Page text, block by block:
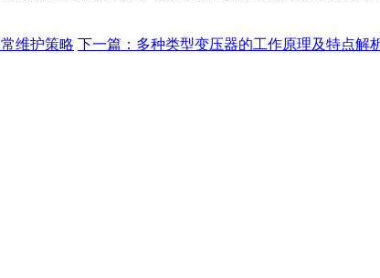
维护策略 下一篇： 多种类型变压器的工作原理及特点解